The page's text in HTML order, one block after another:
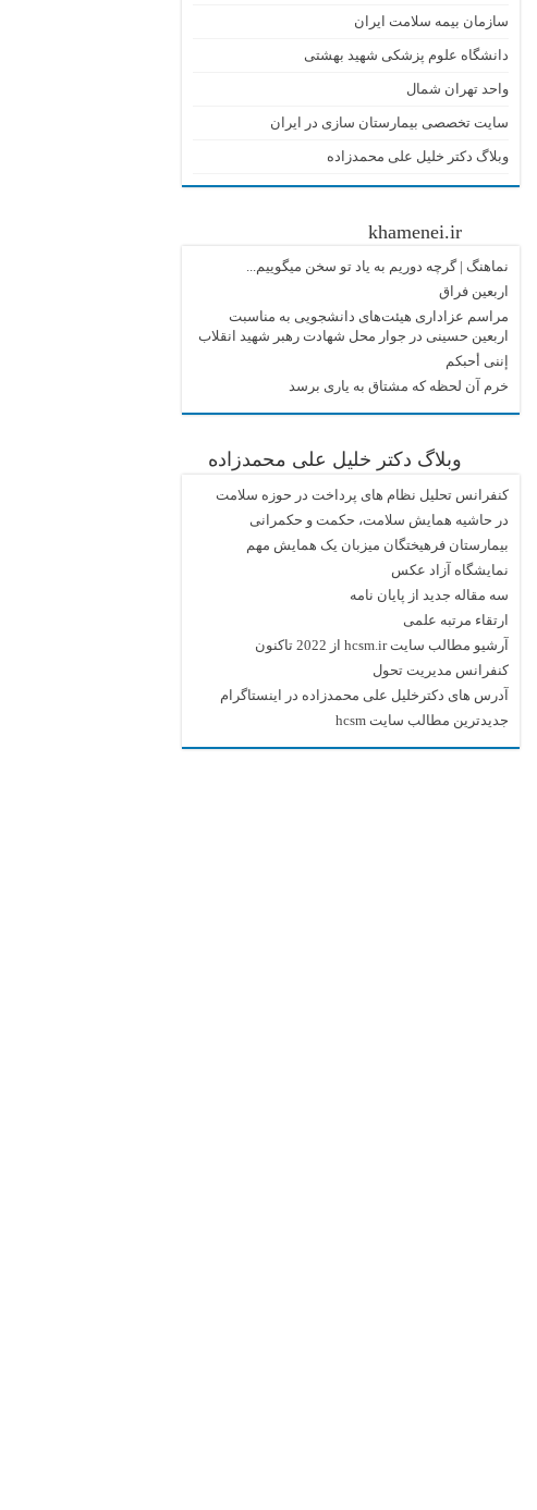
سازمان بیمه سلامت ایران
دانشگاه علوم پزشکی شهید بهشتی
واحد تهران شمال
سایت تخصصی بیمارستان سازی در ایران
وبلاگ دکتر خلیل علی محمدزاده
khamenei.ir
نماهنگ |‌ گرچه دوریم به یاد تو سخن میگوییم...
اربعین فراق
مراسم عزاداری هیئت‌های دانشجویی به مناسبت
اربعین حسینی در جوار محل شهادت رهبر شهید انقلاب
إننی أحبکم
خرم آن لحظه که مشتاق به یاری برسد
وبلاگ دکتر خلیل علی محمدزاده
کنفرانس تحلیل نظام های پرداخت در حوزه سلامت
در حاشیه همایش سلامت، حکمت و حکمرانی
بیمارستان فرهیختگان میزبان یک همایش مهم
نمایشگاه آزاد عکس
سه مقاله جدید از پایان نامه
ارتقاء مرتبه علمی
آرشیو مطالب سایت hcsm.ir از 2022 تاکنون
کنفرانس مدیریت تحول
آدرس های دکترخلیل علی محمدزاده در اینستاگرام
جدیدترین مطالب سایت hcsm